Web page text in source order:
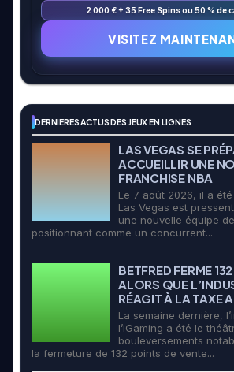
2 000 € + 35 Free Spins ou 50 % de
VISITEZ
DERNIERES ACTUS DES JEUX EN LIGNES
LAS VEGAS SE
ACCUEILLIR UNE
FRANCHISE NBA
Le 7 août 2026, il a
Las Vegas est
une nouvelle équipe
positionnant comme un concurrent...
BETFRED FERME
ALORS QUE
RÉAGIT À LA TAXE
La semaine dernière,
l’iGaming a été le
bouleversements
la fermeture de 132 points de vente...